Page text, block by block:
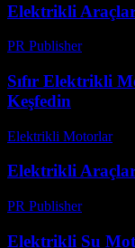
Elektrikli Araçlar
PR Publisher-
Sıfır Elektrikli
Keşfedin
Elektrikli Motorlar-
Elektrikli
PR Publisher-
Elektrikli Su